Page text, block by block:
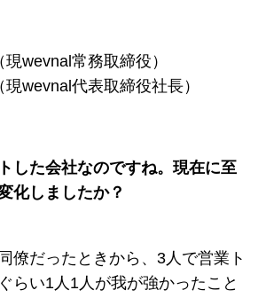
wevnal常務取締役）
wevnal代表取締役社長）
した会社なのですね。現在に至
化しましたか？
僚だったときから、3人で営業ト
らい1人1人が我が強かったこと